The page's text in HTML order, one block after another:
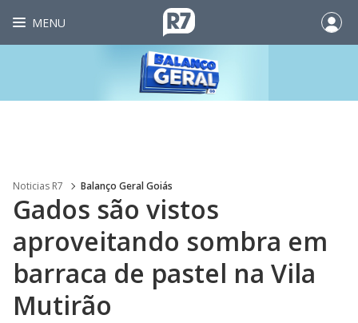
MENU
Noticias R7 Balanço Geral Goiás
Gados são vistos
aproveitando sombra em
barraca de pastel na Vila
Mutirão